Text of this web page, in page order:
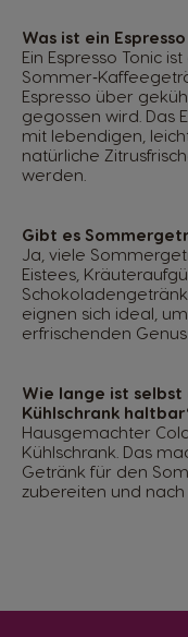
Was ist ein
Ein Espresso Tonic
Espresso über
gegossen wird. Das
mit lebendigen,
natürliche
werden.
Gibt es
Ja, viele
Eistees,
eignen sich ideal,
erfrischenden
Wie lange ist
Kühlschrank
Hausgemachter
Kühlschrank. Das
Getränk für den
zubereiten und